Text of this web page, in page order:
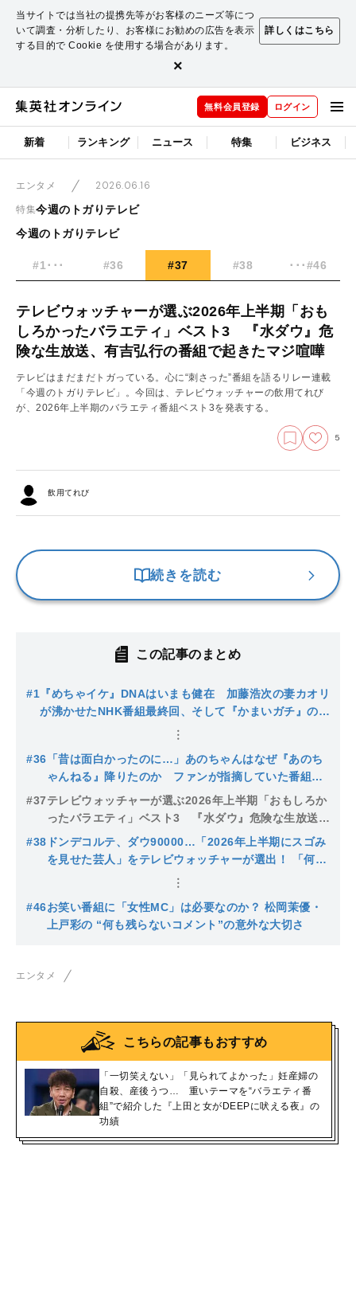
当サイトでは当社の提携先等がお客様のニーズ等につ
いて調査・分析したり、お客様にお勧めの広告を表示
する目的で Cookie を使用する場合があります。
詳しくはこちら
×
無料会員登録 ログイン
新着 ランキング ニュース 特集 ビジネス
エンタメ 2026.06.16
特集今週のトガりテレビ
今週のトガりテレビ
#1･･･ #36 #37 #38 ･･･#46
テレビウォッチャーが選ぶ2026年上半期「おも
しろかったバラエティ」ベスト3 『水ダウ』危
険な生放送、有吉弘行の番組で起きたマジ喧嘩
テレビはまだまだトガっている。心に“刺さった”番組を語るリレー連載
「今週のトガりテレビ」。今回は、テレビウォッチャーの飲用てれび
が、2026年上半期のバラエティ番組ベスト3を発表する。
5
飲用てれび
続きを読む
この記事のまとめ
#1 『めちゃイケ』DNAはいまも健在 加藤浩次の妻カオリ
が沸かせたNHK番組最終回、そして『かまいガチ』のカ
#36 「昔は面白かったのに…」あのちゃんはなぜ『あのち
ゃんねる』降りたのか ファンが指摘していた番組の
変化
#37テレビウォッチャーが選ぶ2026年上半期「おもしろか
ったバラエティ」ベスト3 『水ダウ』危険な生放送、
有吉弘行の番組で起きたマジ喧嘩
#38 ドンデコルテ、ダウ90000…「2026年上半期にスゴみ
を見せた芸人」をテレビウォッチャーが選出！ 「何で
政治家ごときに…」発言ににじむ芸人の矜持
#46お笑い番組に「女性MC」は必要なのか？ 松岡茉優・
上戸彩の “何も残らないコメント”の意外な大切さ
エンタメ
こちらの記事もおすすめ
「一切笑えない」「見られてよかった」妊産婦の
自殺、産後うつ… 重いテーマを“バラエティ番
組”で紹介した『上田と女がDEEPに吠える夜』の
功績